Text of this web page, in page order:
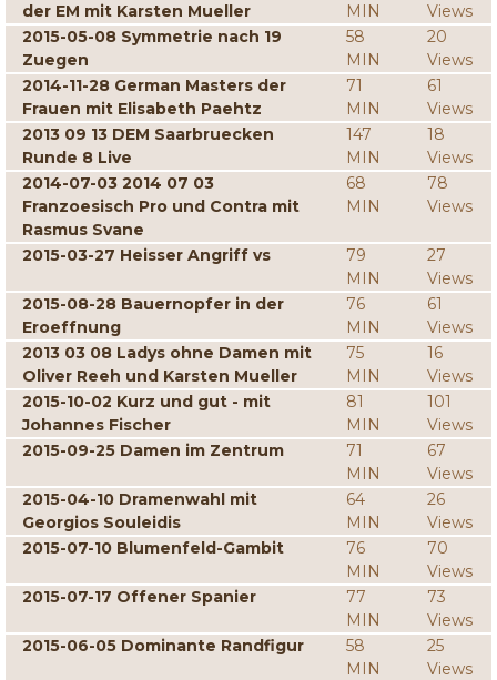
der EM mit Karsten Mueller
MIN
Views
2015-05-08 Symmetrie nach 19
Zuegen
58
MIN
20
Views
2014-11-28 German Masters der
Frauen mit Elisabeth Paehtz
71
MIN
61
Views
2013 09 13 DEM Saarbruecken
Runde 8 Live
147
MIN
18
Views
2014-07-03 2014 07 03
Franzoesisch Pro und Contra mit
Rasmus Svane
68
MIN
78
Views
2015-03-27 Heisser Angriff vs
79
MIN
27
Views
2015-08-28 Bauernopfer in der
Eroeffnung
76
MIN
61
Views
2013 03 08 Ladys ohne Damen mit
Oliver Reeh und Karsten Mueller
75
MIN
16
Views
2015-10-02 Kurz und gut - mit
Johannes Fischer
81
MIN
101
Views
2015-09-25 Damen im Zentrum
71
MIN
67
Views
2015-04-10 Dramenwahl mit
Georgios Souleidis
64
MIN
26
Views
2015-07-10 Blumenfeld-Gambit
76
MIN
70
Views
2015-07-17 Offener Spanier
77
MIN
73
Views
2015-06-05 Dominante Randfigur
58
MIN
25
Views